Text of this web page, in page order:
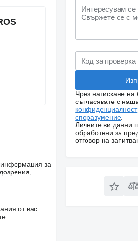
информация за
от вас
Чрез натискане на
съгласявате с
конфиденциалност
споразумение
Личните ви данни
обработени за
отговор на